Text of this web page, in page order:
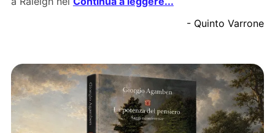
- Quinto Varrone